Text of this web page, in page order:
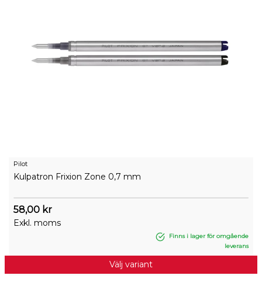
Pilot
Kulpatron Frixion Zone 0,7 mm
58,00 kr
Exkl. moms
Finns i lager för omgående
leverans
Välj variant